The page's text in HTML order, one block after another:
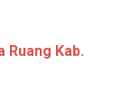
Ruang Kab.